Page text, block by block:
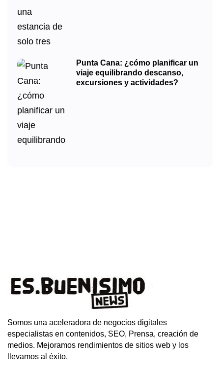
Punta Cana: ¿cómo planificar un
viaje equilibrando descanso,
excursiones y actividades?
Somos una aceleradora de negocios digitales
especialistas en contenidos, SEO, Prensa, creación de
medios. Mejoramos rendimientos de sitios web y los
llevamos al éxito.